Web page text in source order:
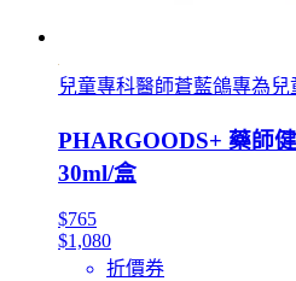
兒童專科醫師蒼藍鴿專為兒
PHARGOODS+ 藥師
30ml/盒
$765
$1,080
折價券